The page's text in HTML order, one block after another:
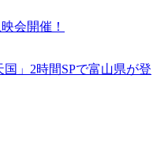
会開催！
」2時間SPで富山県が登